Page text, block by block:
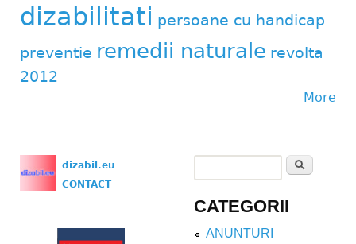
dizabilitati persoane cu handicap
preventie remedii naturale revolta
2012
More
dizabil.eu
CONTACT
Search form
CATEGORII
ANUNTURI